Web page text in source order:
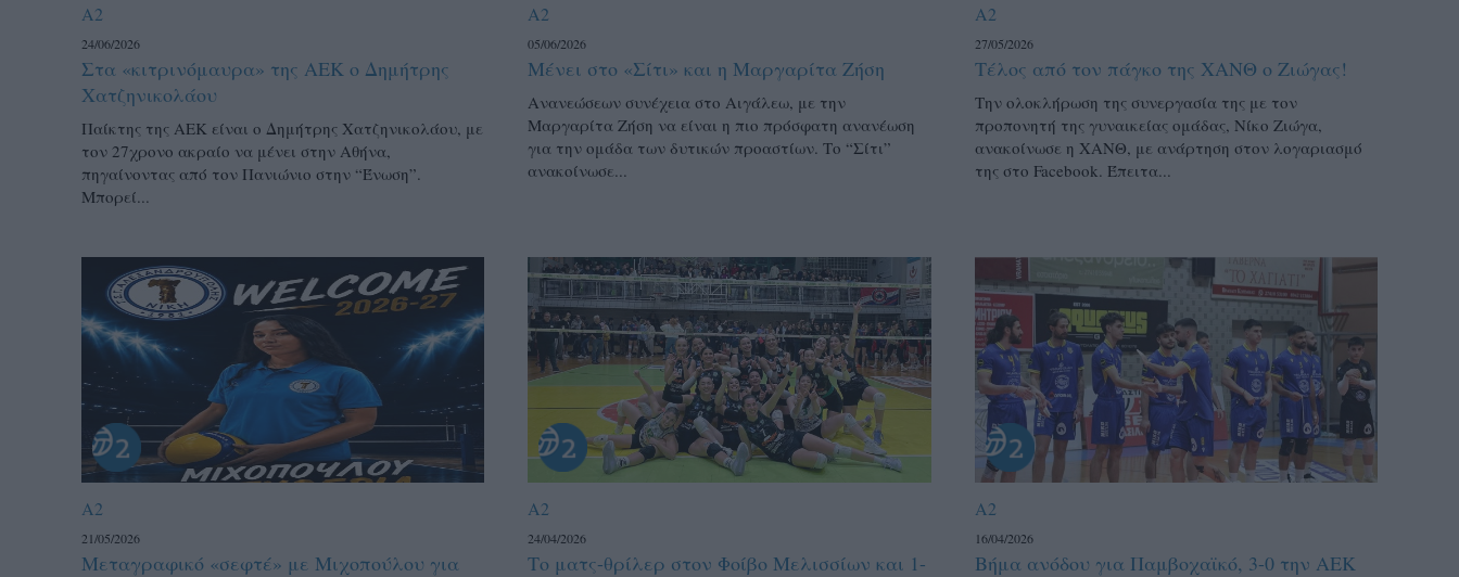
A2
24/06/2026
Στα «κιτρινόμαυρα» της ΑΕΚ ο Δημήτρης
Χατζηνικολάου
Παίκτης της ΑΕΚ είναι ο Δημήτρης Χατζηνικολάου, με
τον 27χρονο ακραίο να μένει στην Αθήνα,
πηγαίνοντας από τον Πανιώνιο στην “Ένωση”.
Μπορεί...
A2
05/06/2026
Μένει στο «Σίτι» και η Μαργαρίτα Ζήση
Ανανεώσεων συνέχεια στο Αιγάλεω, με την
Μαργαρίτα Ζήση να είναι η πιο πρόσφατη ανανέωση
για την ομάδα των δυτικών προαστίων. Το “Σίτι”
ανακοίνωσε...
A2
27/05/2026
Τέλος από τον πάγκο της ΧΑΝΘ ο Ζιώγας!
Την ολοκλήρωση της συνεργασία της με τον
προπονητή της γυναικείας ομάδας, Νίκο Ζιώγα,
ανακοίνωσε η ΧΑΝΘ, με ανάρτηση στον λογαριασμό
της στο Facebook. Έπειτα...
A2
21/05/2026
Μεταγραφικό «σεφτέ» με Μιχοπούλου για
A2
24/04/2026
Το ματς-θρίλερ στον Φοίβο Μελισσίων και 1-
A2
16/04/2026
Βήμα ανόδου για Παμβοχαϊκό, 3-0 την ΑΕΚ